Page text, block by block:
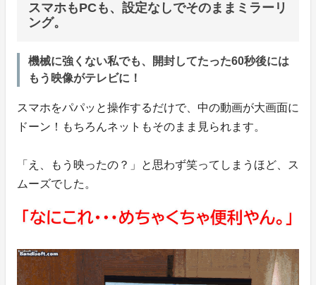
スマホもPCも、設定なしでそのままミラーリ
ング。
機械に強くない私でも、開封してたった60秒後には
もう映像がテレビに！
スマホをパパッと操作するだけで、中の動画が大画面に
ドーン！もちろんネットもそのまま見られます。
「え、もう映ったの？」と思わず笑ってしまうほど、ス
ムーズでした。